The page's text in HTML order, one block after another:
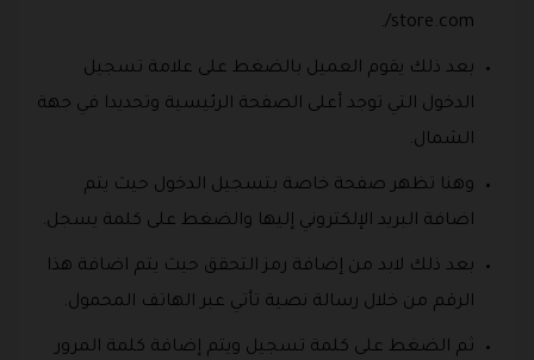
store.com/.
بعد ذلك يقوم العميل بالضغط على علامة تسجيل
الدخول التي توجد أعلى الصفحة الرئيسية وتحديدا في جهة
الشمال.
وهنا تظهر صفحة خاصة بتسجيل الدخول حيث يتم
اضافة البريد الإلكتروني إليها والضغط على كلمة يسجل.
بعد ذلك لابد من إضافة رمز التحقق حيث يتم اضافة هذا
الرقم من خلال رسالة نصية تأتي عبر الهاتف المحمول.
ثم الضغط على كلمة تسجيل ويتم إضافة كلمة المرور